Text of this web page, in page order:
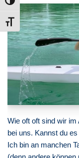
Umschalten auf hohe
Schrift vergrößern
Wie oft oft sind wir im
bei uns. Kannst du
Ich bin an manchen